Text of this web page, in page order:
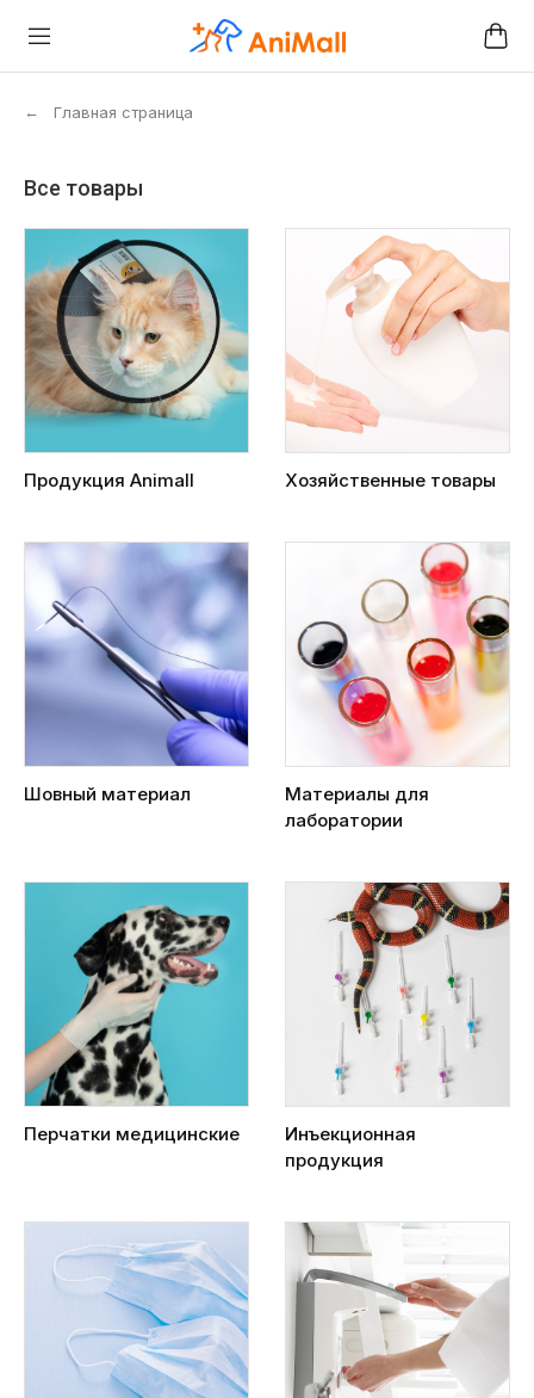
← Главная страница
Все товары
Продукция Animall Хозяйственные товары
Шовный материал
Материалы для
лаборатории
Перчатки медицинские
Инъекционная
продукция